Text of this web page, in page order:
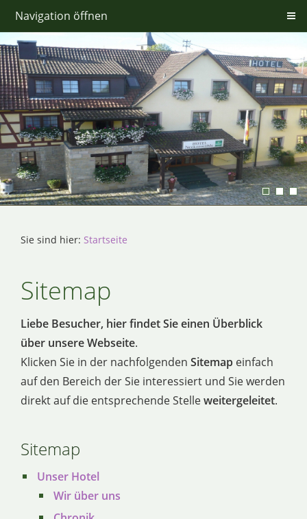
Navigation öffnen
Sie sind hier: Startseite
Sitemap
Liebe Besucher, hier findet Sie einen Überblick
über unsere Webseite.
Klicken Sie in der nachfolgenden Sitemap einfach
auf den Bereich der Sie interessiert und Sie werden
direkt auf die entsprechende Stelleweitergeleitet.
Sitemap
Unser Hotel
Wir über uns